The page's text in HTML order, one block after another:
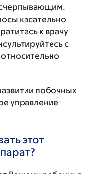
касательно
к врачу
с
побочных
управление
этот